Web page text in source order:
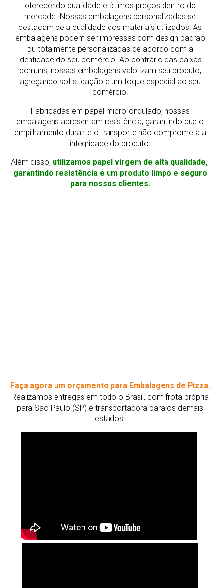
oferecendo qualidade e ótimos preços dentro do
mercado. Nossas embalagens personalizadas se
destacam pela qualidade dos materiais utilizados. As
embalagens podem ser impressas com design padrão
ou totalmente personalizadas de acordo com a
identidade do seu comércio. Ao contrário das caixas
comuns, nossas embalagens valorizam seu produto,
agregando sofisticação e um toque especial ao seu
comércio.
Fabricadas em papel micro-ondulado, nossas
embalagens apresentam resistência, garantindo que o
empilhamento durante o transporte não comprometa a
integridade do produto.
Além disso, utilizamos papel virgem de alta qualidade,
garantindo resistência e um produto limpo e seguro
para nossos clientes.
Faça agora um orçamento para Embalagens de Pizza.
Realizamos entregas em todo o Brasil, com frota própria
para São Paulo (SP) e transportadora para os demais
estados.